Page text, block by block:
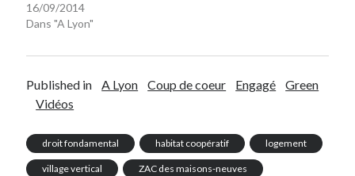
16/09/2014
Dans "A Lyon"
Published in A Lyon Coup de coeur Engagé
Green
Vidéos
droit fondamental habitat coopératif logement
village vertical ZAC des maisons-neuves